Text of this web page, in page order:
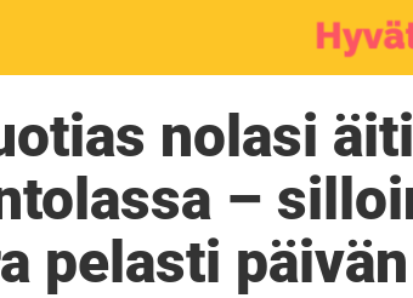
nolasi
–
pelasti päivän